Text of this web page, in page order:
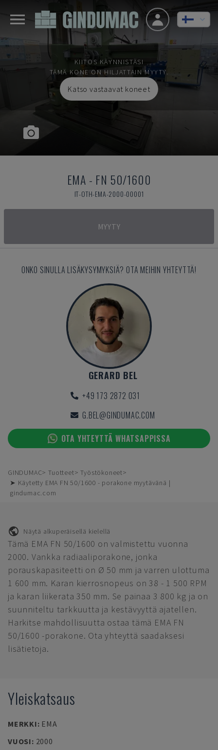
KIITOS KÄYNNISTÄSI
TÄMÄ KONE ON HILJATTAIN MYYTY.
Katso vastaavat koneet
EMA - FN 50/1600
IT-OTH-EMA-2000-00001
MYYTY
ONKO SINULLA LISÄKYSYMYKSIÄ? OTA MEIHIN YHTEYTTÄ!
GERARD BEL
+49 173 2872 031
G.BEL@GINDUMAC.COM
OTA YHTEYTTÄ WHATSAPPISSA
GINDUMAC Tuotteet
Työstökoneet
➤ Käytetty EMA FN 50/1600 - porakone myytävänä |
gindumac.com
Näytä alkuperäisellä kielellä
Tämä EMA FN 50/1600 on valmistettu vuonna
2000. Vankka radiaaliporakone, jonka
porauskapasiteetti on Ø 50 mm ja varren ulottuma
1 600 mm. Karan kierrosnopeus on 38 - 1 500 RPM
ja karan liikerata 350 mm. Se painaa 3 800 kg ja on
suunniteltu tarkkuutta ja kestävyyttä ajatellen.
Harkitse mahdollisuutta ostaa tämä EMA FN
50/1600 -porakone. Ota yhteyttä saadaksesi
lisätietoja.
Yleiskatsaus
MERKKI: EMA
VUOSI: 2000